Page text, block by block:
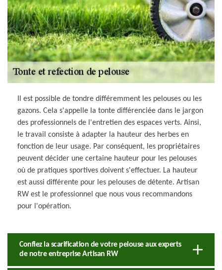
Il est possible de tondre différemment les pelouses ou les
gazons. Cela s'appelle la tonte différenciée dans le jargon
des professionnels de l'entretien des espaces verts. Ainsi,
le travail consiste à adapter la hauteur des herbes en
fonction de leur usage. Par conséquent, les propriétaires
peuvent décider une certaine hauteur pour les pelouses
où de pratiques sportives doivent s'effectuer. La hauteur
est aussi différente pour les pelouses de détente. Artisan
RW est le professionnel que nous vous recommandons
pour l'opération.
Confiez la scarification de votre pelouse aux experts
de notre entreprise Artisan RW